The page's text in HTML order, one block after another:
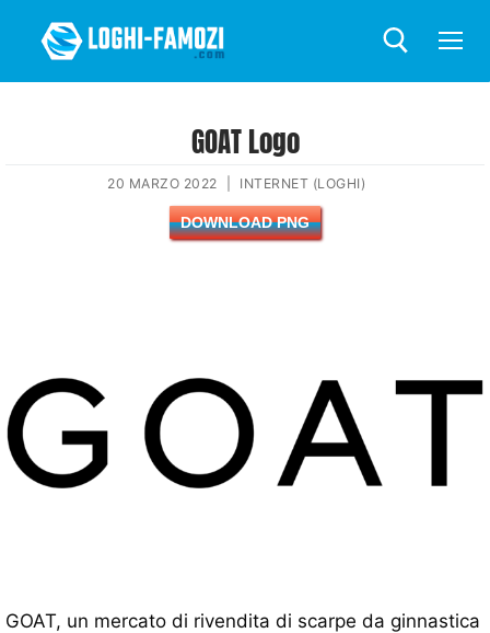
GOAT Logo
20 MARZO 2022 INTERNET (LOGHI)
DOWNLOAD PNG
GOAT, un mercato di rivendita di scarpe da ginnastica